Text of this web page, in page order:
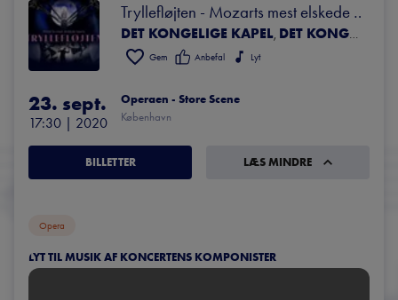
Tryllefløjten - Mozarts mest elskede
opera
DET KONGELIGE KAPEL, DET KONGELIGE OPERAKOR
Gem Anbefal Lyt
23. sept.
17:30 | 2020
Operaen - Store Scene
København
BILLETTER LÆS MINDRE
Opera
LYT TIL MUSIK AF KONCERTENS KOMPONISTER